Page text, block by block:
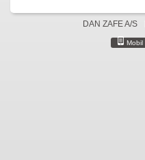
DAN ZAFE A/S
Mobil